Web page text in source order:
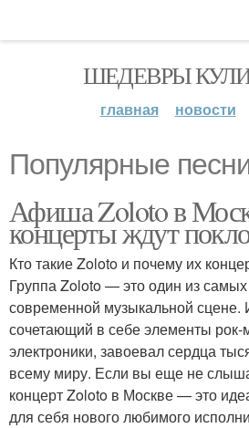
ШЕДЕВРЫ
главная новости
Популярные
Афиша Zoloto в
концерты ждут
Кто такие Zoloto и почему их
Группа Zoloto — это один из самых
современной музыкальной сцене.
сочетающий в себе элементы рок-
электроники, завоевал сердца
всему миру. Если вы еще не
концерт Zoloto в Москве — это
для себя нового любимого